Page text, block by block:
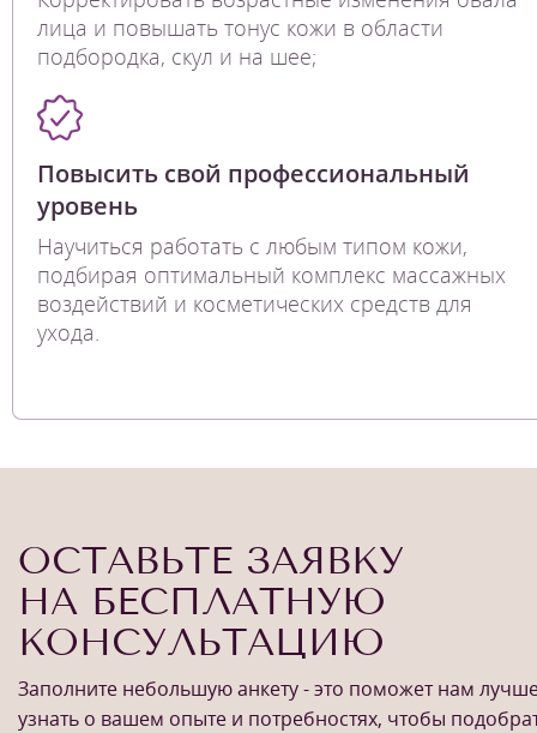
лица и повышать тонус кожи в области
подбородка, скул и на шее;
Повысить свой профессиональный
уровень
Научиться работать с любым типом кожи,
подбирая оптимальный комплекс массажных
воздействий и косметических средств для
ухода.
ОСТАВЬТЕ ЗАЯВКУ
НА БЕСПЛАТНУЮ
КОНСУЛЬТАЦИЮ
Заполните небольшую анкету - это поможет нам
узнать о вашем опыте и потребностях, чтобы